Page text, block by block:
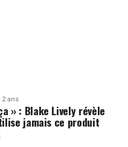
2 ans
» : Blake Lively révèle
jamais ce produit